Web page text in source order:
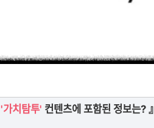
'가치탐투' 컨텐츠에 포함된 정보는? 』